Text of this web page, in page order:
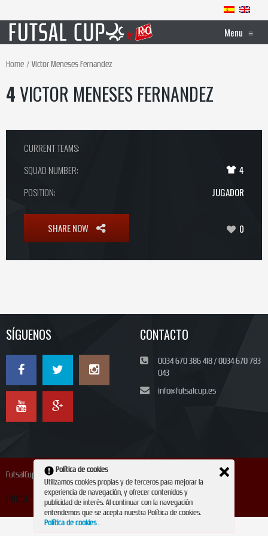
Menu ≡
Home Victor Meneses Fernandez
4VICTOR MENESES FERNANDEZ
CURRENT TEAMS:
SQUAD NUMBER:
4
POSITION:
JUGADOR
SHARE NOW 0
SÍGUENOS CONTACTO
0034 670 386 418 / 0034 670 783
043
info@futsalcup.es
FutsalCup 2024
INICIO INSCRIPCIÓN CONTACTO REVISTA
Política de cookies
Utilizamos cookies propias y de terceros para mejorar la
experiencia de navegación, y ofrecer contenidos y
publicidad de interés. Al continuar con la navegación
entendemos que se acepta nuestra Política de cookies.
Política de cookies.